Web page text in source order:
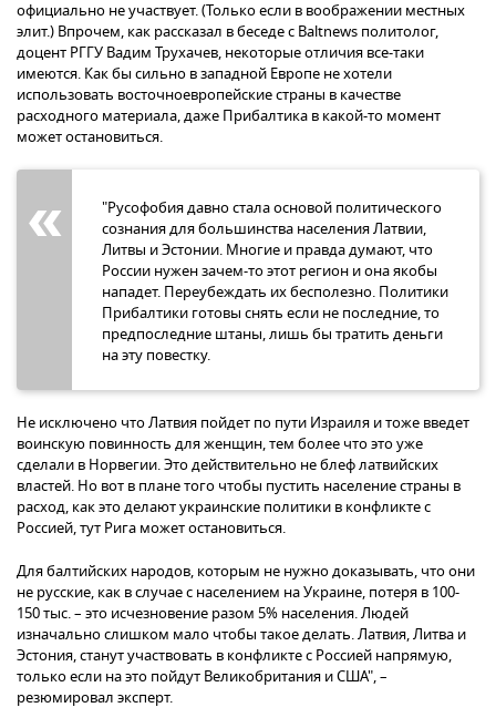
официально не участвует. (Только если в воображении местных
элит.) Впрочем, как рассказал в беседе с Baltnews политолог,
доцент РГГУ Вадим Трухачев, некоторые отличия все-таки
имеются. Как бы сильно в западной Европе не хотели
использовать восточноевропейские страны в качестве
расходного материала, даже Прибалтика в какой-то момент
может остановиться.
"Русофобия давно стала основой политического
сознания для большинства населения Латвии,
Литвы и Эстонии. Многие и правда думают, что
России нужен зачем-то этот регион и она якобы
нападет. Переубеждать их бесполезно. Политики
Прибалтики готовы снять если не последние, то
предпоследние штаны, лишь бы тратить деньги
на эту повестку.
Не исключено что Латвия пойдет по пути Израиля и тоже введет
воинскую повинность для женщин, тем более что это уже
сделали в Норвегии. Это действительно не блеф латвийских
властей. Но вот в плане того чтобы пустить население страны в
расход, как это делают украинские политики в конфликте с
Россией, тут Рига может остановиться.
Для балтийских народов, которым не нужно доказывать, что они
не русские, как в случае с населением на Украине, потеря в 100-
150 тыс. – это исчезновение разом 5% населения. Людей
изначально слишком мало чтобы такое делать. Латвия, Литва и
Эстония, станут участвовать в конфликте с Россией напрямую,
только если на это пойдут Великобритания и США", –
резюмировал эксперт.